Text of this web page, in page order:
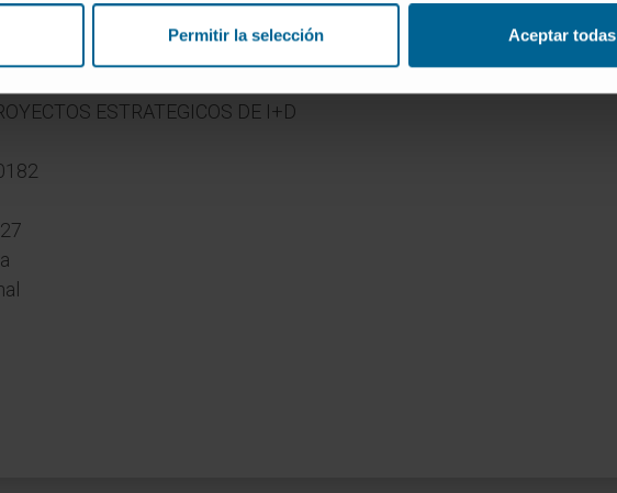
Permitir la selección Aceptar todas
ESTRATEGICOS DE I+D